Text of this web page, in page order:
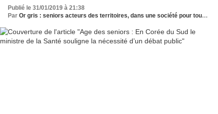
Publié le 31/01/2019 à 21:38
Par Or gris : seniors acteurs des territoires, dans une société pour tous les âges